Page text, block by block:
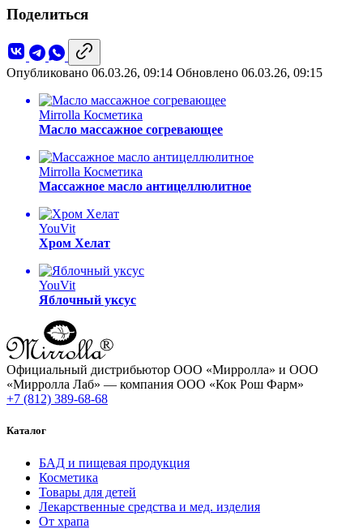
Поделиться
Опубликовано 06.03.26, 09:14 Обновлено 06.03.26, 09:15
Mirrolla Косметика
Масло массажное согревающее
Mirrolla Косметика
Массажное масло антицеллюлитное
YouVit
Хром Хелат
YouVit
Яблочный уксус
Официальный дистрибьютор ООО «Мирролла» и ООО
«Мирролла Лаб» — компания ООО «Кок Рош Фарм»
+7 (812) 389-68-68
Каталог
БАД и пищевая продукция
Косметика
Товары для детей
Лекарственные средства и мед. изделия
От храпа